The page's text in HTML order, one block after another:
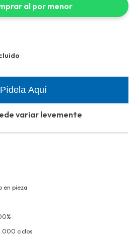
al por menor
Pídela Aquí
variar levemente
en pieza
ciclos